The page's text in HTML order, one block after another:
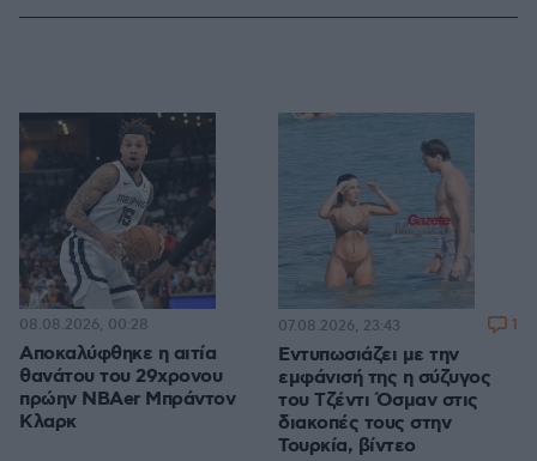
Αποκαλύφθηκε η αιτία
θανάτου του 29χρονου
πρώην NBAer Μπράντον
Κλαρκ
08.08.2026, 00:28
Εντυπωσιάζει με την
εμφάνισή της η σύζυγος
του Τζέντι Όσμαν στις
διακοπές τους στην
Τουρκία, βίντεο
07.08.2026, 23:43 1